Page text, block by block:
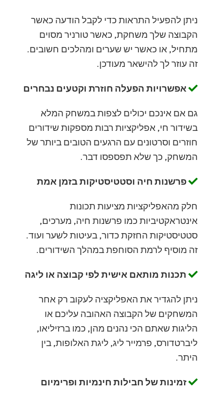
ניתן להפעיל התראות כדי לקבל הודעה כאשר
הקבוצה שלך משחקת, כאשר טורניר מסוים
מתחיל, או כאשר יש שערים ומהלכים חשובים.
זה עוזר לך להישאר מעודכן.
אפשרויות הפעלה חוזרת וקטעים נבחרים
גם אם אינכם יכולים לצפות במשחק המלא
בשידור חי, אפליקציות רבות מספקות שידורים
חוזרים וסרטונים עם הרגעים הטובים ביותר של
המשחק, כך שלא תפספסו דבר.
פרשנות חיה וסטטיסטיקות בזמן אמת
חלק מהאפליקציות מציעות תכונות
אינטראקטיביות כמו פרשנות חיה, מערכים,
סטטיסטיקות החזקת כדור, בעיטות לשער ועוד.
זה מוסיף לרמת הסוחפת במהלך השידורים.
תכנות מותאם אישית לפי קבוצה או ליגה
ניתן להגדיר את האפליקציה לעקוב רק אחר
המשחקים של הקבוצה האהובה עליכם או
הליגות שאתם הכי נהנים מהן, כמו ברזיליאו,
ליברטדורס, פרמייר ליג, ליגת האלופות, בין
היתר.
זמינות של חבילות חינמיות ופרימיום